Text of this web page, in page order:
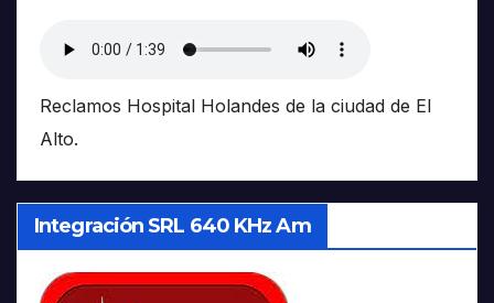
Reclamos Hospital Holandes de la ciudad de El
Alto.
Integración SRL 640 KHz Am